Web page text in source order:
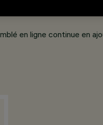
en ligne continue en